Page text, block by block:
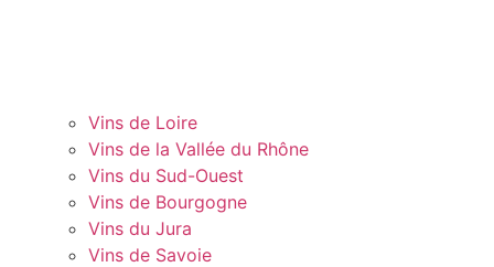
Vins de Loire
Vins de la Vallée du Rhône
Vins du Sud-Ouest
Vins de Bourgogne
Vins du Jura
Vins de Savoie